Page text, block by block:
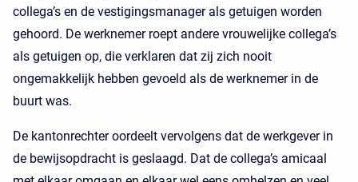
collega’s en de vestigingsmanager als getuigen worden
gehoord. De werknemer roept andere vrouwelijke collega’s
als getuigen op, die verklaren dat zij zich nooit
ongemakkelijk hebben gevoeld als de werknemer in de
buurt was.
De kantonrechter oordeelt vervolgens dat de werkgever in
de bewijsopdracht is geslaagd. Dat de collega’s amicaal